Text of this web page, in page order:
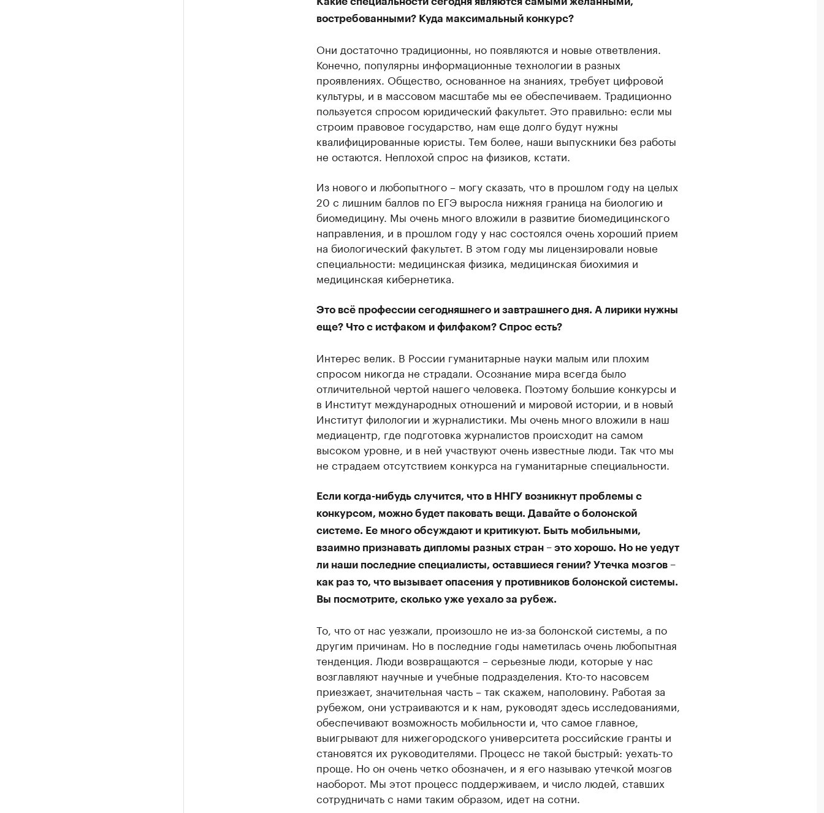
востребованными? Куда максимальный конкурс?
Они достаточно традиционны, но появляются и новые ответвления.
Конечно, популярны информационные технологии в разных
проявлениях. Общество, основанное на знаниях, требует цифровой
культуры, и в массовом масштабе мы ее обеспечиваем. Традиционно
пользуется спросом юридический факультет. Это правильно: если мы
строим правовое государство, нам еще долго будут нужны
квалифицированные юристы. Тем более, наши выпускники без работы
не остаются. Неплохой спрос на физиков, кстати.
Из нового и любопытного – могу сказать, что в прошлом году на целых
20 с лишним баллов по ЕГЭ выросла нижняя граница на биологию и
биомедицину. Мы очень много вложили в развитие биомедицинского
направления, и в прошлом году у нас состоялся очень хороший прием
на биологический факультет. В этом году мы лицензировали новые
специальности: медицинская физика, медицинская биохимия и
медицинская кибернетика.
Это всё профессии сегодняшнего и завтрашнего дня. А лирики нужны
еще? Что с истфаком и филфаком? Спрос есть?
Интерес велик. В России гуманитарные науки малым или плохим
спросом никогда не страдали. Осознание мира всегда было
отличительной чертой нашего человека. Поэтому большие конкурсы и
в Институт международных отношений и мировой истории, и в новый
Институт филологии и журналистики. Мы очень много вложили в наш
медиацентр, где подготовка журналистов происходит на самом
высоком уровне, и в ней участвуют очень известные люди. Так что мы
не страдаем отсутствием конкурса на гуманитарные специальности.
Если когда-нибудь случится, что в ННГУ возникнут проблемы с
конкурсом, можно будет паковать вещи. Давайте о болонской
системе. Ее много обсуждают и критикуют. Быть мобильными,
взаимно признавать дипломы разных стран – это хорошо. Но не уедут
ли наши последние специалисты, оставшиеся гении? Утечка мозгов –
как раз то, что вызывает опасения у противников болонской системы.
Вы посмотрите, сколько уже уехало за рубеж.
То, что от нас уезжали, произошло не из-за болонской системы, а по
другим причинам. Но в последние годы наметилась очень любопытная
тенденция. Люди возвращаются – серьезные люди, которые у нас
возглавляют научные и учебные подразделения. Кто-то насовсем
приезжает, значительная часть – так скажем, наполовину. Работая за
рубежом, они устраиваются и к нам, руководят здесь исследованиями,
обеспечивают возможность мобильности и, что самое главное,
выигрывают для нижегородского университета российские гранты и
становятся их руководителями. Процесс не такой быстрый: уехать-то
проще. Но он очень четко обозначен, и я его называю утечкой мозгов
наоборот. Мы этот процесс поддерживаем, и число людей, ставших
сотрудничать с нами таким образом, идет на сотни.